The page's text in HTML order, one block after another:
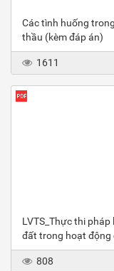
Các tình huống
thầu (kèm đáp án)
1611
LVTS_Thực thi
đất trong hoạt động
808